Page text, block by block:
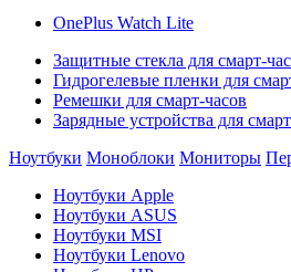
OnePlus Watch Lite
Защитные стекла для смарт-
Гидрогелевые пленки для
Ремешки для смарт-часов
Зарядные устройства для
Ноутбуки Моноблоки Мониторы
Ноутбуки Apple
Ноутбуки ASUS
Ноутбуки MSI
Ноутбуки Lenovo